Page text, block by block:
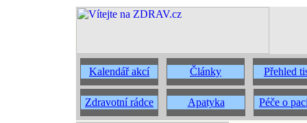
Kalendář akcí Články Přehled
Zdravotní rádce Apatyka Péče o